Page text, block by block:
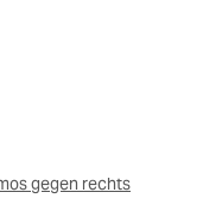
gegen rechts